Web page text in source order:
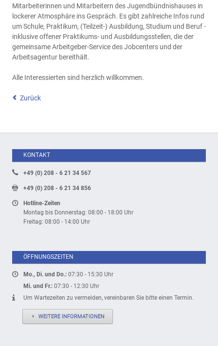
Mitarbeiterinnen und Mitarbeitern des Jugendbündnishauses in
lockerer Atmosphäre ins Gespräch. Es gibt zahlreiche Infos rund
um Schule, Praktikum, (Teilzeit-) Ausbildung, Studium und Beruf -
inklusive offener Praktikums- und Ausbildungsstellen, die der
gemeinsame Arbeitgeber-Service des Jobcenters und der
Arbeitsagentur bereithält.
Alle Interessierten sind herzlich willkommen.
Zurück
KONTAKT
+49 (0) 208 - 6 21 34 567
+49 (0) 208 - 6 21 34 856
Hotline-Zeiten
Montag bis Donnerstag: 08:00 - 18:00 Uhr
Freitag: 08:00 - 14:00 Uhr
ÖFFNUNGSZEITEN
Mo., Di. und Do.:07:30 - 15:30 Uhr
Mi. und Fr.: 07:30 - 12:30 Uhr
Um Wartezeiten zu vermeiden, vereinbaren Sie bitte einen Termin.
WEITERE INFORMATIONEN